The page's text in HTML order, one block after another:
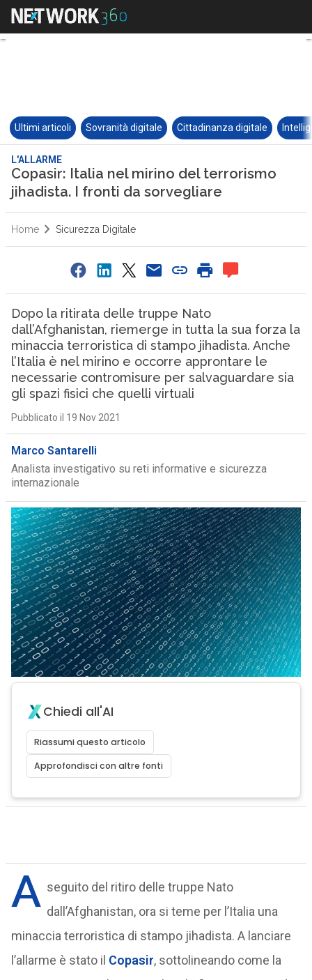
Ultimi articoli Sovranità digitale Cittadinanza digitale
L'ALLARME
Copasir: Italia nel mirino del terrorismo
jihadista. I fronti da sorvegliare
Home Sicurezza Digitale
Dopo la ritirata delle truppe Nato
dall’Afghanistan, riemerge in tutta la sua forza la
minaccia terroristica di stampo jihadista. Anche
l’Italia è nel mirino e occorre approntare le
necessarie contromisure per salvaguardare sia
gli spazi fisici che quelli virtuali
Pubblicato il 19 Nov 2021
Marco Santarelli
Analista investigativo su reti informative e sicurezza
internazionale
Chiedi all'AI
Riassumi questo articolo
Approfondisci con altre fonti
A seguito del ritiro delle truppe Nato
dall’Afghanistan, ora si teme per l’Italia una
minaccia terroristica di stampo jihadista. A lanciare
l’allarme è stato il Copasir, sottolineando come la